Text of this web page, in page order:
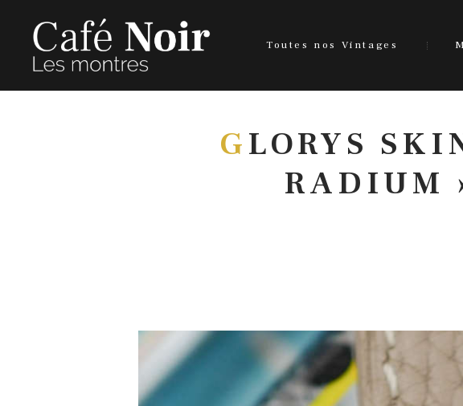
Toutes nos Vintages
GLORYS
RADIUM